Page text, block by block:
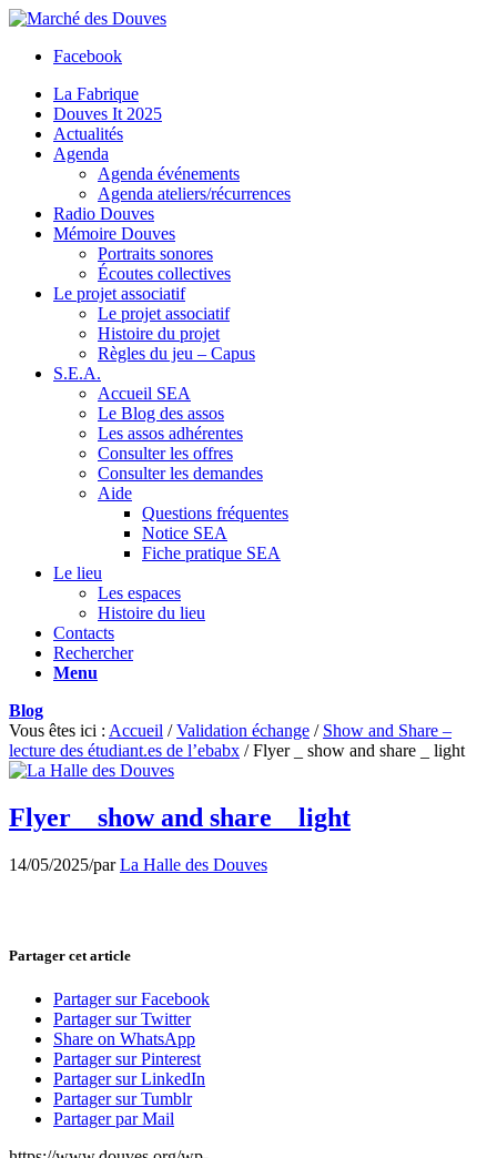
Facebook
La Fabrique
Douves It 2025
Actualités
Agenda
Agenda événements
Agenda ateliers/récurrences
Radio Douves
Mémoire Douves
Portraits sonores
Écoutes collectives
Le projet associatif
Le projet associatif
Histoire du projet
Règles du jeu – Capus
S.E.A.
Accueil SEA
Le Blog des assos
Les assos adhérentes
Consulter les offres
Consulter les demandes
Aide
Questions fréquentes
Notice SEA
Fiche pratique SEA
Le lieu
Les espaces
Histoire du lieu
Contacts
Rechercher
Menu
Blog
Vous êtes ici : Accueil / Validation échange / Show and Share –
lecture des étudiant.es de l’ebabx / Flyer _ show and share _ light
Flyer _ show and share _ light
14/05/2025/parLa Halle des Douves
Partager cet article
Partager sur Facebook
Partager sur Twitter
Share on WhatsApp
Partager sur Pinterest
Partager sur LinkedIn
Partager sur Tumblr
Partager par Mail